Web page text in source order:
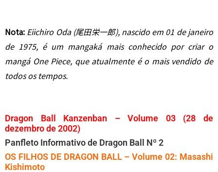
Nota: Eiichiro Oda (尾田栄一郎), nascido em 01 de janeiro
de 1975, é um mangaká mais conhecido por criar o
mangá One Piece, que atualmente é o mais vendido de
todos os tempos.
Dragon Ball Kanzenban – Volume 03 (28 de
dezembro de 2002)
Panfleto Informativo de Dragon Ball Nº 2
OS FILHOS DE DRAGON BALL – Volume 02: Masashi
Kishimoto